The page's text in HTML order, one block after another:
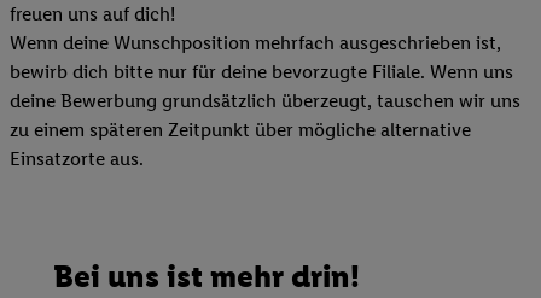
freuen uns auf dich!
Wenn deine Wunschposition mehrfach ausgeschrieben ist,
bewirb dich bitte nur für deine bevorzugte Filiale. Wenn uns
deine Bewerbung grundsätzlich überzeugt, tauschen wir uns
zu einem späteren Zeitpunkt über mögliche alternative
Einsatzorte aus.
Bei uns ist mehr drin!